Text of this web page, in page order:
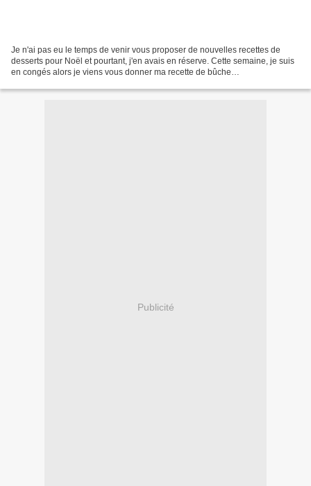
Je n'ai pas eu le temps de venir vous proposer de nouvelles recettes de
desserts pour Noël et pourtant, j'en avais en réserve. Cette semaine, je suis
en congés alors je viens vous donner ma recette de bûche
Publicité